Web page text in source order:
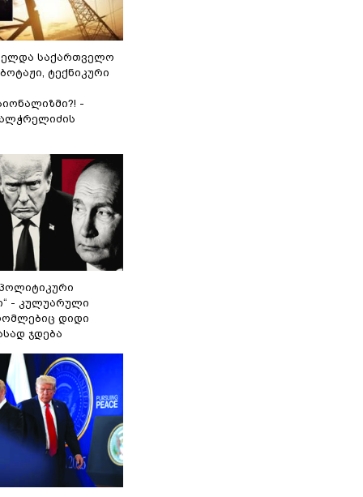
საქართველო
ტექნიკური
-
- კულუარული
დიდი
ჯდება